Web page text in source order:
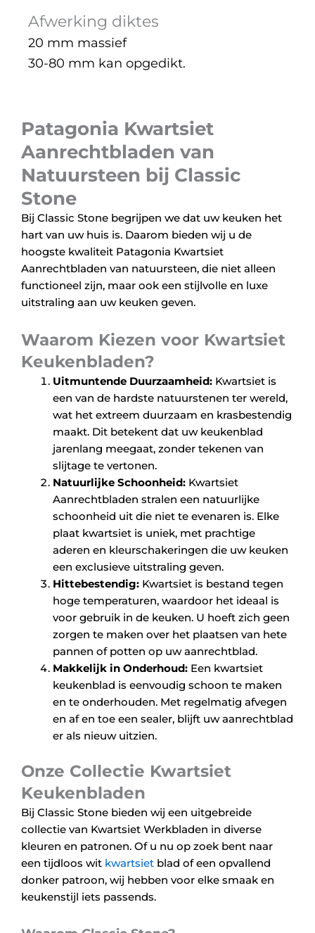
Afwerking diktes
20 mm massief
30-80 mm kan opgedikt.
Patagonia Kwartsiet
Aanrechtbladen van
Natuursteen bij Classic
Stone
Bij Classic Stone begrijpen we dat uw keuken het
hart van uw huis is. Daarom bieden wij u de
hoogste kwaliteit Patagonia Kwartsiet
Aanrechtbladen van natuursteen, die niet alleen
functioneel zijn, maar ook een stijlvolle en luxe
uitstraling aan uw keuken geven.
Waarom Kiezen voor Kwartsiet
Keukenbladen?
Uitmuntende Duurzaamheid: Kwartsiet is
een van de hardste natuurstenen ter wereld,
wat het extreem duurzaam en krasbestendig
maakt. Dit betekent dat uw keukenblad
jarenlang meegaat, zonder tekenen van
slijtage te vertonen.
Natuurlijke Schoonheid: Kwartsiet
Aanrechtbladen stralen een natuurlijke
schoonheid uit die niet te evenaren is. Elke
plaat kwartsiet is uniek, met prachtige
aderen en kleurschakeringen die uw keuken
een exclusieve uitstraling geven.
Hittebestendig: Kwartsiet is bestand tegen
hoge temperaturen, waardoor het ideaal is
voor gebruik in de keuken. U hoeft zich geen
zorgen te maken over het plaatsen van hete
pannen of potten op uw aanrechtblad.
Makkelijk in Onderhoud: Een kwartsiet
keukenblad is eenvoudig schoon te maken
en te onderhouden. Met regelmatig afvegen
en af en toe een sealer, blijft uw aanrechtblad
er als nieuw uitzien.
Onze Collectie Kwartsiet
Keukenbladen
Bij Classic Stone bieden wij een uitgebreide
collectie van Kwartsiet Werkbladen in diverse
kleuren en patronen. Of u nu op zoek bent naar
een tijdloos wit kwartsiet blad of een opvallend
donker patroon, wij hebben voor elke smaak en
keukenstijl iets passends.